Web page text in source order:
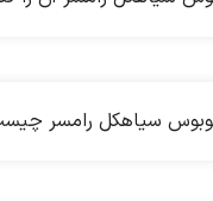
سیاهکل رامسر